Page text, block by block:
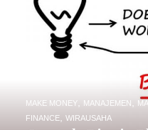
MAKE MONEY, MANAJEMEN ,
FINANCE, WIRAUSAHA